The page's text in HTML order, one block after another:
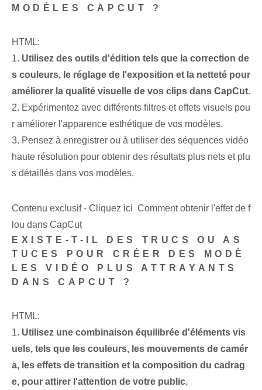
MODÈLES CAPCUT ?
HTML:
1. Utilisez des outils d'édition tels que la correction de
s couleurs, le réglage de l'exposition et la netteté pour
améliorer la qualité visuelle de vos clips dans CapCut.
2. Expérimentez avec différents filtres et effets visuels pou
r améliorer l'apparence esthétique de vos modèles.
3. Pensez à enregistrer ou à utiliser des séquences vidéo
haute résolution pour obtenir des résultats plus nets et plu
s détaillés dans vos modèles.
Contenu exclusif - Cliquez ici Comment obtenir l'effet de f
lou dans CapCut
EXISTE-T-IL DES TRUCS OU AS
TUCES POUR CRÉER DES MODÈ
LES VIDÉO PLUS ATTRAYANTS
DANS CAPCUT ?
HTML:
1. Utilisez une combinaison équilibrée d'éléments vis
uels, tels que les couleurs, les mouvements de camér
a, les effets de transition et la composition du cadrag
e, pour attirer l'attention de votre public.